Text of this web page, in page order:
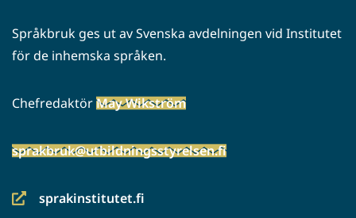
Språkbruk ges ut av Svenska avdelningen vid Institutet
för de inhemska språken.
ChefredaktörMay Wikström
sprakbruk@utbildningsstyrelsen.fi
sprakinstitutet.fi
(siirryt